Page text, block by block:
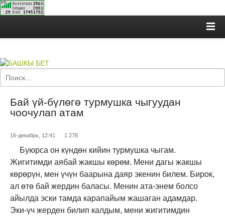
Бай үй-бүлөгө турмушка чыгуудан
чоочулап атам
16-декабрь, 12:41 1 278
Буюрса он күндөн кийин турмушка чыгам.
Жигитимди аябай жакшы көрөм. Мени дагы жакшы
көрөрүн, мен үчүн баарына даяр экенин билем. Бирок,
ал өтө бай жердин баласы. Менин ата-энем болсо
айылда эски тамда карапайым жашаган адамдар.
Эки-үч жерден билип калдым, мени жигитимдин